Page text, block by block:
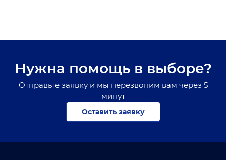
Нужна помощь в выборе?
Отправьте заявку и мы перезвоним вам через 5
минут
Оставить заявку